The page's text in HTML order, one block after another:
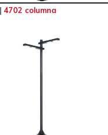
4702 columna